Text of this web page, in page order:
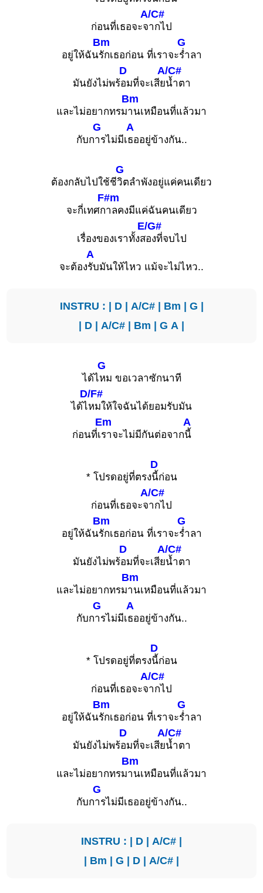
ก่อนที่เธอจะจ
A/C#
ากไป
อยู่ให้ฉัน
Bm
รักเธอก่อน ที่เราจะ
G
ร่ำลา
มันยังไม่พร้
D
อมที่จะเสีย
A/C#
น้ำตา
และไม่อยากทรม
Bm
านเหมือนที่แล้วมา
กับก
G
ารไม่มีเ
A
ธออยู่ข้างกัน..
ต้องกลับไปใช้ชี
G
วิตลำพังอยู่แค่คนเดียว
จะกี่เทศก
F#m
าลคงมีแค่ฉันคนเดียว
เรื่องของเราทั้งส
E/G#
องที่จบไป
จะต้อง
A
รับมันให้ไหว แม้จะไม่ไหว..
INSTRU : | D| A/C#| Bm | G |
| D | A/C# | Bm | G A |
ได้ไ
G
หม ขอเวลาซักนาที
ได้ไ
D/F#
หมให้ใจฉันได้ยอมรับมัน
ก่อนที่เ
Em
ราจะไม่มีกันต่อจาก
A
นี้
* โปรดอยู่ที่ตรง
D
นี้ก่อน
ก่อนที่เธอจะจ
A/C#
ากไป
อยู่ให้ฉัน
Bm
รักเธอก่อน ที่เราจะ
G
ร่ำลา
มันยังไม่พร้
D
อมที่จะเสีย
A/C#
น้ำตา
และไม่อยากทรม
Bm
านเหมือนที่แล้วมา
กับก
G
ารไม่มีเ
A
ธออยู่ข้างกัน..
* โปรดอยู่ที่ตรง
D
นี้ก่อน
ก่อนที่เธอจะจ
A/C#
ากไป
อยู่ให้ฉัน
Bm
รักเธอก่อน ที่เราจะ
G
ร่ำลา
มันยังไม่พร้
D
อมที่จะเสีย
A/C#
น้ำตา
และไม่อยากทรม
Bm
านเหมือนที่แล้วมา
กับก
G
ารไม่มีเธออยู่ข้างกัน..
INSTRU : | D | A/C# |
| Bm | G | D | A/C# |